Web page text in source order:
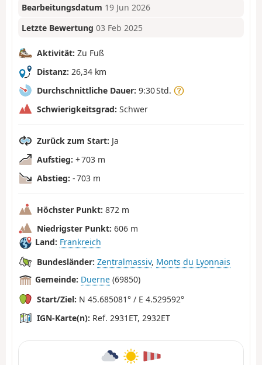
Bearbeitungsdatum 19 Jun 2026
Letzte Bewertung 03 Feb 2025
Aktivität: Zu Fuß
Distanz: 26,34 km
Durchschnittliche Dauer: 9:30 Std.
Schwierigkeitsgrad: Schwer
Zurück zum Start: Ja
Aufstieg: + 703 m
Abstieg: - 703 m
Höchster Punkt: 872 m
Niedrigster Punkt: 606 m
Land: Frankreich
Bundesländer: Zentralmassiv, Monts du Lyonnais
Gemeinde: Duerne (69850)
Start/Ziel: N 45.685081° / E 4.529592°
IGN-Karte(n): Ref. 2931ET, 2932ET